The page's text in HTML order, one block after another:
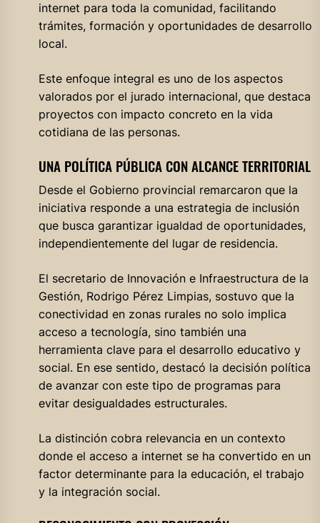
internet para toda la comunidad, facilitando
trámites, formación y oportunidades de desarrollo
local.
Este enfoque integral es uno de los aspectos
valorados por el jurado internacional, que destaca
proyectos con impacto concreto en la vida
cotidiana de las personas.
UNA POLÍTICA PÚBLICA CON ALCANCE TERRITORIAL
Desde el Gobierno provincial remarcaron que la
iniciativa responde a una estrategia de inclusión
que busca garantizar igualdad de oportunidades,
independientemente del lugar de residencia.
El secretario de Innovación e Infraestructura de la
Gestión, Rodrigo Pérez Limpias, sostuvo que la
conectividad en zonas rurales no solo implica
acceso a tecnología, sino también una
herramienta clave para el desarrollo educativo y
social. En ese sentido, destacó la decisión política
de avanzar con este tipo de programas para
evitar desigualdades estructurales.
La distinción cobra relevancia en un contexto
donde el acceso a internet se ha convertido en un
factor determinante para la educación, el trabajo
y la integración social.